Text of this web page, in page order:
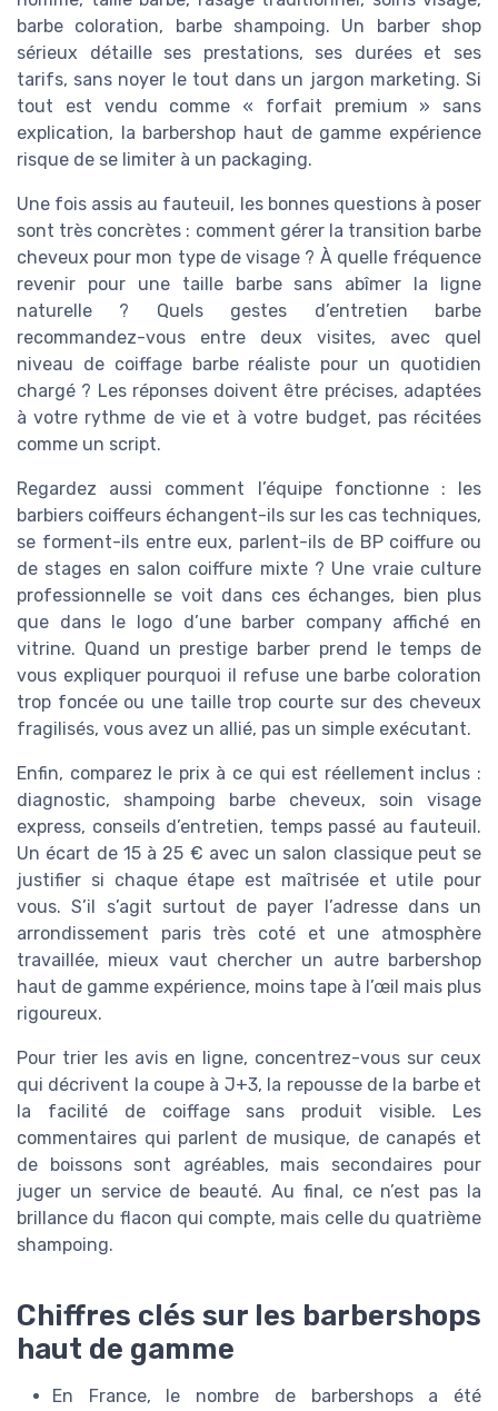
barbe coloration, barbe shampoing. Un barber shop
sérieux détaille ses prestations, ses durées et ses
tarifs, sans noyer le tout dans un jargon marketing. Si
tout est vendu comme « forfait premium » sans
explication, la barbershop haut de gamme expérience
risque de se limiter à un packaging.
Une fois assis au fauteuil, les bonnes questions à poser
sont très concrètes : comment gérer la transition barbe
cheveux pour mon type de visage ? À quelle fréquence
revenir pour une taille barbe sans abîmer la ligne
naturelle ? Quels gestes d’entretien barbe
recommandez-vous entre deux visites, avec quel
niveau de coiffage barbe réaliste pour un quotidien
chargé ? Les réponses doivent être précises, adaptées
à votre rythme de vie et à votre budget, pas récitées
comme un script.
Regardez aussi comment l’équipe fonctionne : les
barbiers coiffeurs échangent-ils sur les cas techniques,
se forment-ils entre eux, parlent-ils de BP coiffure ou
de stages en salon coiffure mixte ? Une vraie culture
professionnelle se voit dans ces échanges, bien plus
que dans le logo d’une barber company affiché en
vitrine. Quand un prestige barber prend le temps de
vous expliquer pourquoi il refuse une barbe coloration
trop foncée ou une taille trop courte sur des cheveux
fragilisés, vous avez un allié, pas un simple exécutant.
Enfin, comparez le prix à ce qui est réellement inclus :
diagnostic, shampoing barbe cheveux, soin visage
express, conseils d’entretien, temps passé au fauteuil.
Un écart de 15 à 25 € avec un salon classique peut se
justifier si chaque étape est maîtrisée et utile pour
vous. S’il s’agit surtout de payer l’adresse dans un
arrondissement paris très coté et une atmosphère
travaillée, mieux vaut chercher un autre barbershop
haut de gamme expérience, moins tape à l’œil mais plus
rigoureux.
Pour trier les avis en ligne, concentrez-vous sur ceux
qui décrivent la coupe à J+3, la repousse de la barbe et
la facilité de coiffage sans produit visible. Les
commentaires qui parlent de musique, de canapés et
de boissons sont agréables, mais secondaires pour
juger un service de beauté. Au final, ce n’est pas la
brillance du flacon qui compte, mais celle du quatrième
shampoing.
Chiffres clés sur les barbershops
haut de gamme
En France, le nombre de barbershops a été